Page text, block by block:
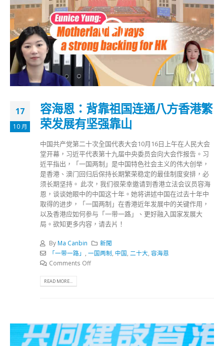
17
10 月
容海恩：背靠祖国连通八方香港繁
荣发展有坚强靠山
中国共产党第二十次全国代表大会10月16日上午在人民大会
堂开幕，习近平代表第十九届中央委员会向大会作报告。习
近平指出，「一国两制」是中国特色社会主义的伟大创举，
是香港、澳门回归后保持长期繁荣稳定的最佳制度安排，必
须长期坚持。 此次，我们很荣幸邀请到香港立法会议员容海
恩，谈谈她眼中的中国这十年。她将讲述中国在过去十年中
取得的进步，「一国两制」在香港近年发展中的关键作用，
以及香港应如何参与「一带一路」、更好融入国家发展大
局。欲知更多内容，请去片！
By Ma Canbin
新聞
「一带一路」
一国两制 中国 二十大 容海恩
Comments Off
READ MORE...